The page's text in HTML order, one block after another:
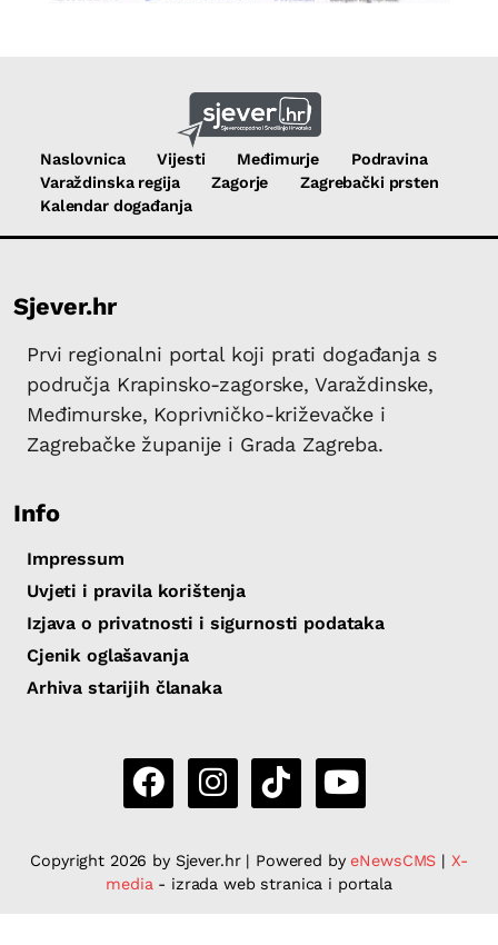
Naslovnica Vijesti Međimurje
Podravina
Varaždinska regija
Zagorje
Zagrebački prsten
Kalendar događanja
Sjever.hr
Prvi regionalni portal koji prati događanja s
područja Krapinsko-zagorske, Varaždinske,
Međimurske, Koprivničko-križevačke i
Zagrebačke županije i Grada Zagreba.
Info
Impressum
Uvjeti i pravila korištenja
Izjava o privatnosti i sigurnosti podataka
Cjenik oglašavanja
Arhiva starijih članaka
Copyright 2026 by Sjever.hr| Powered byeNewsCMS | X-
media - izrada web stranica i portala